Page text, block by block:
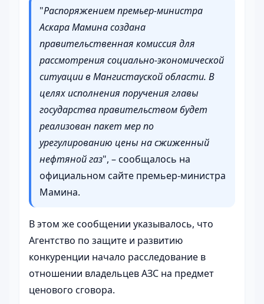
"Распоряжением премьер-министра
Аскара Мамина создана
правительственная комиссия для
рассмотрения социально-экономической
ситуации в Мангистауской области. В
целях исполнения поручения главы
государства правительством будет
реализован пакет мер по
урегулированию цены на сжиженный
нефтяной газ", – сообщалось на
официальном сайте премьер-министра
Мамина.
В этом же сообщении указывалось, что
Агентство по защите и развитию
конкуренции начало расследование в
отношении владельцев АЗС на предмет
ценового сговора.